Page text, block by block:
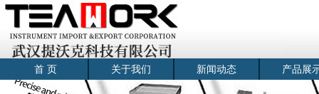
首 页 关于我们 新闻动态 产品展